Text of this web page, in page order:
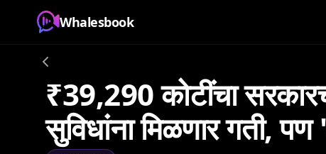
Whalesbook
₹39,290 कोटींचा
सुविधांना मिळणार गती,